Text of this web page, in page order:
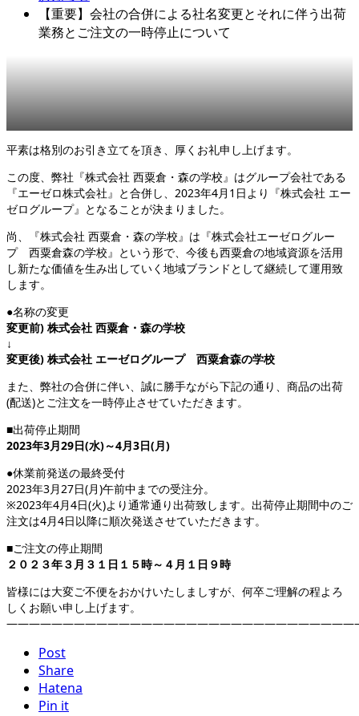
【重要】会社の合併による社名変更とそれに伴う出荷
業務とご注文の一時停止について
平素は格別のお引き立てを頂き、厚くお礼申し上げます。
この度、弊社『株式会社 西粟倉・森の学校』はグループ会社である
『エーゼロ株式会社』と合併し、2023年4月1日より『株式会社 エー
ゼログループ』となることが決まりました。
尚、『株式会社 西粟倉・森の学校』は『株式会社エーゼログルー
プ 西粟倉森の学校』という形で、今後も西粟倉の地域資源を活用
し新たな価値を生み出していく地域ブランドとして継続して運用致
します。
●名称の変更
変更前) 株式会社 西粟倉・森の学校
↓
変更後) 株式会社 エーゼログループ 西粟倉森の学校
また、弊社の合併に伴い、誠に勝手ながら下記の通り、商品の出荷
(配送)とご注文を一時停止させていただきます。
■出荷停止期間
2023年3月29日(水)～4月3日(月)
●休業前発送の最終受付
2023年3月27日(月)午前中までの受注分。
※2023年4月4日(火)より通常通り出荷致します。出荷停止期間中のご
注文は4月4日以降に順次発送させていただきます。
■ご注文の停止期間
２０２３年３月３１日１５時～４月１日９時
皆様には大変ご不便をおかけいたしましすが、何卒ご理解の程よろ
しくお願い申し上げます。
Post
Share
Hatena
Pin it